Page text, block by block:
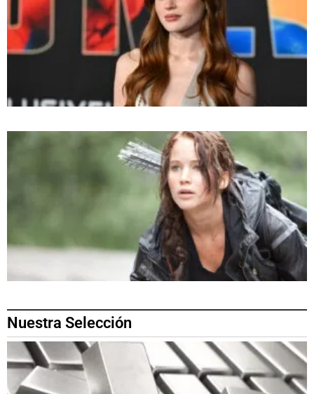
Nuestra Selección